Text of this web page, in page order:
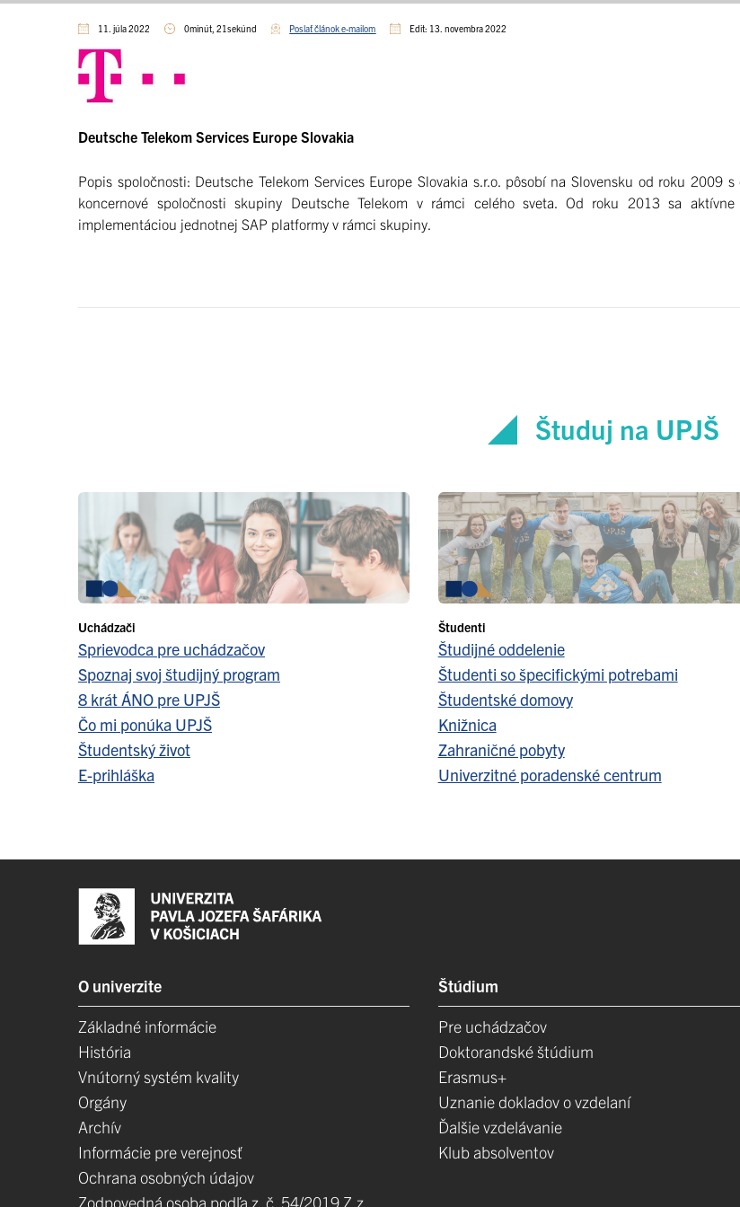
11. júla 2022 0minút, 21sekúnd Poslať článok e-mailom Edit: 13. novembra 2022
Deutsche Telekom Services Europe Slovakia
Popis spoločnosti: Deutsche Telekom Services Europe Slovakia s.r.o. pôsobí na Slovensku od roku
koncernové spoločnosti skupiny Deutsche Telekom v rámci celého sveta. Od roku 2013 sa
implementáciou jednotnej SAP platformy v rámci skupiny.
Študuj na UPJŠ
Uchádzači
Sprievodca pre uchádzačov
Spoznaj svoj študijný program
8 krát ÁNO pre UPJŠ
Čo mi ponúka UPJŠ
Študentský život
E-prihláška
Študenti
Študijné oddelenie
Študenti so špecifickými potrebami
Študentské domovy
Knižnica
Zahraničné pobyty
Univerzitné poradenské centrum
O univerzite
Základné informácie
História
Vnútorný systém kvality
Orgány
Archív
Informácie pre verejnosť
Ochrana osobných údajov
Zodpovedná osoba podľa z. č. 54/2019 Z.z.
Štúdium
Pre uchádzačov
Doktorandské štúdium
Erasmus+
Uznanie dokladov o vzdelaní
Ďalšie vzdelávanie
Klub absolventov